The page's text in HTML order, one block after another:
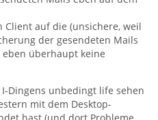
auf die (unsichere, weil
der gesendeten Mails
überhaupt keine
Dingens unbedingt life sehen
mit dem Desktop-